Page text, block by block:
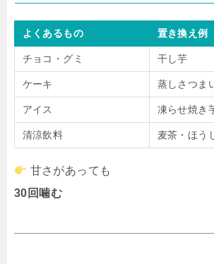
よくあるもの 置き換え例
チョコ・グミ 干し芋
ケーキ 蒸しさつま
アイス 凍らせ焼き
清涼飲料 麦茶・ほう
甘さがあっても
30回噛む